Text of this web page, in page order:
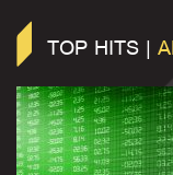
TOP HITS |